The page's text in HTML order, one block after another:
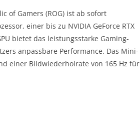
of Gamers (ROG) ist ab sofort
einer bis zu NVIDIA GeForce RTX
bietet das leistungsstarke Gaming-
anpassbare Performance. Das Mini-
einer Bildwiederholrate von 165 Hz für